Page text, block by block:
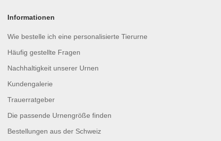
Informationen
Wie bestelle ich eine personalisierte Tierurne
Häufig gestellte Fragen
Nachhaltigkeit unserer Urnen
Kundengalerie
Trauerratgeber
Die passende Urnengröße finden
Bestellungen aus der Schweiz